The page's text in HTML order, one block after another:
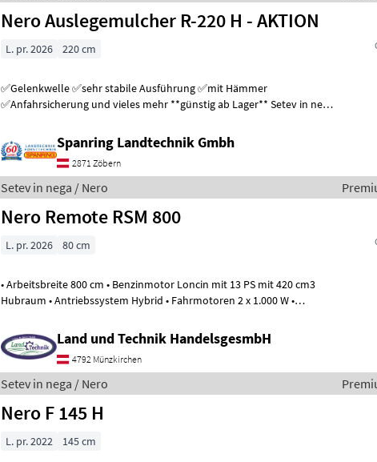
Nero Auslegemulcher R-220 H - AKTION
L. pr. 2026 220 cm
✅Gelenkwelle ✅sehr stabile Ausführung ✅mit Hämmer
✅Anfahrsicherung und vieles mehr **günstig ab Lager** Setev in nega
Spanring Landtechnik Gmbh
2871 Zöbern
Setev in nega / Nero
Nero Remote RSM 800
L. pr. 2026 80 cm
• Arbeitsbreite 800 cm • Benzinmotor Loncin mit 13 PS mit 420 cm3
Hubraum • Antriebssystem Hybrid • Fahrmotoren 2 x 1.000 W •
Land und Technik HandelsgesmbH
4792 Münzkirchen
Setev in nega / Nero
Nero F 145 H
L. pr. 2022 145 cm